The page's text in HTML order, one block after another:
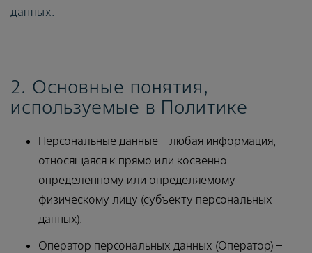
данных.
2. Основные понятия,
используемые в Политике
Персональные данные – любая информация,
относящаяся к прямо или косвенно
определенному или определяемому
физическому лицу (субъекту персональных
данных).
Оператор персональных данных (Оператор) –